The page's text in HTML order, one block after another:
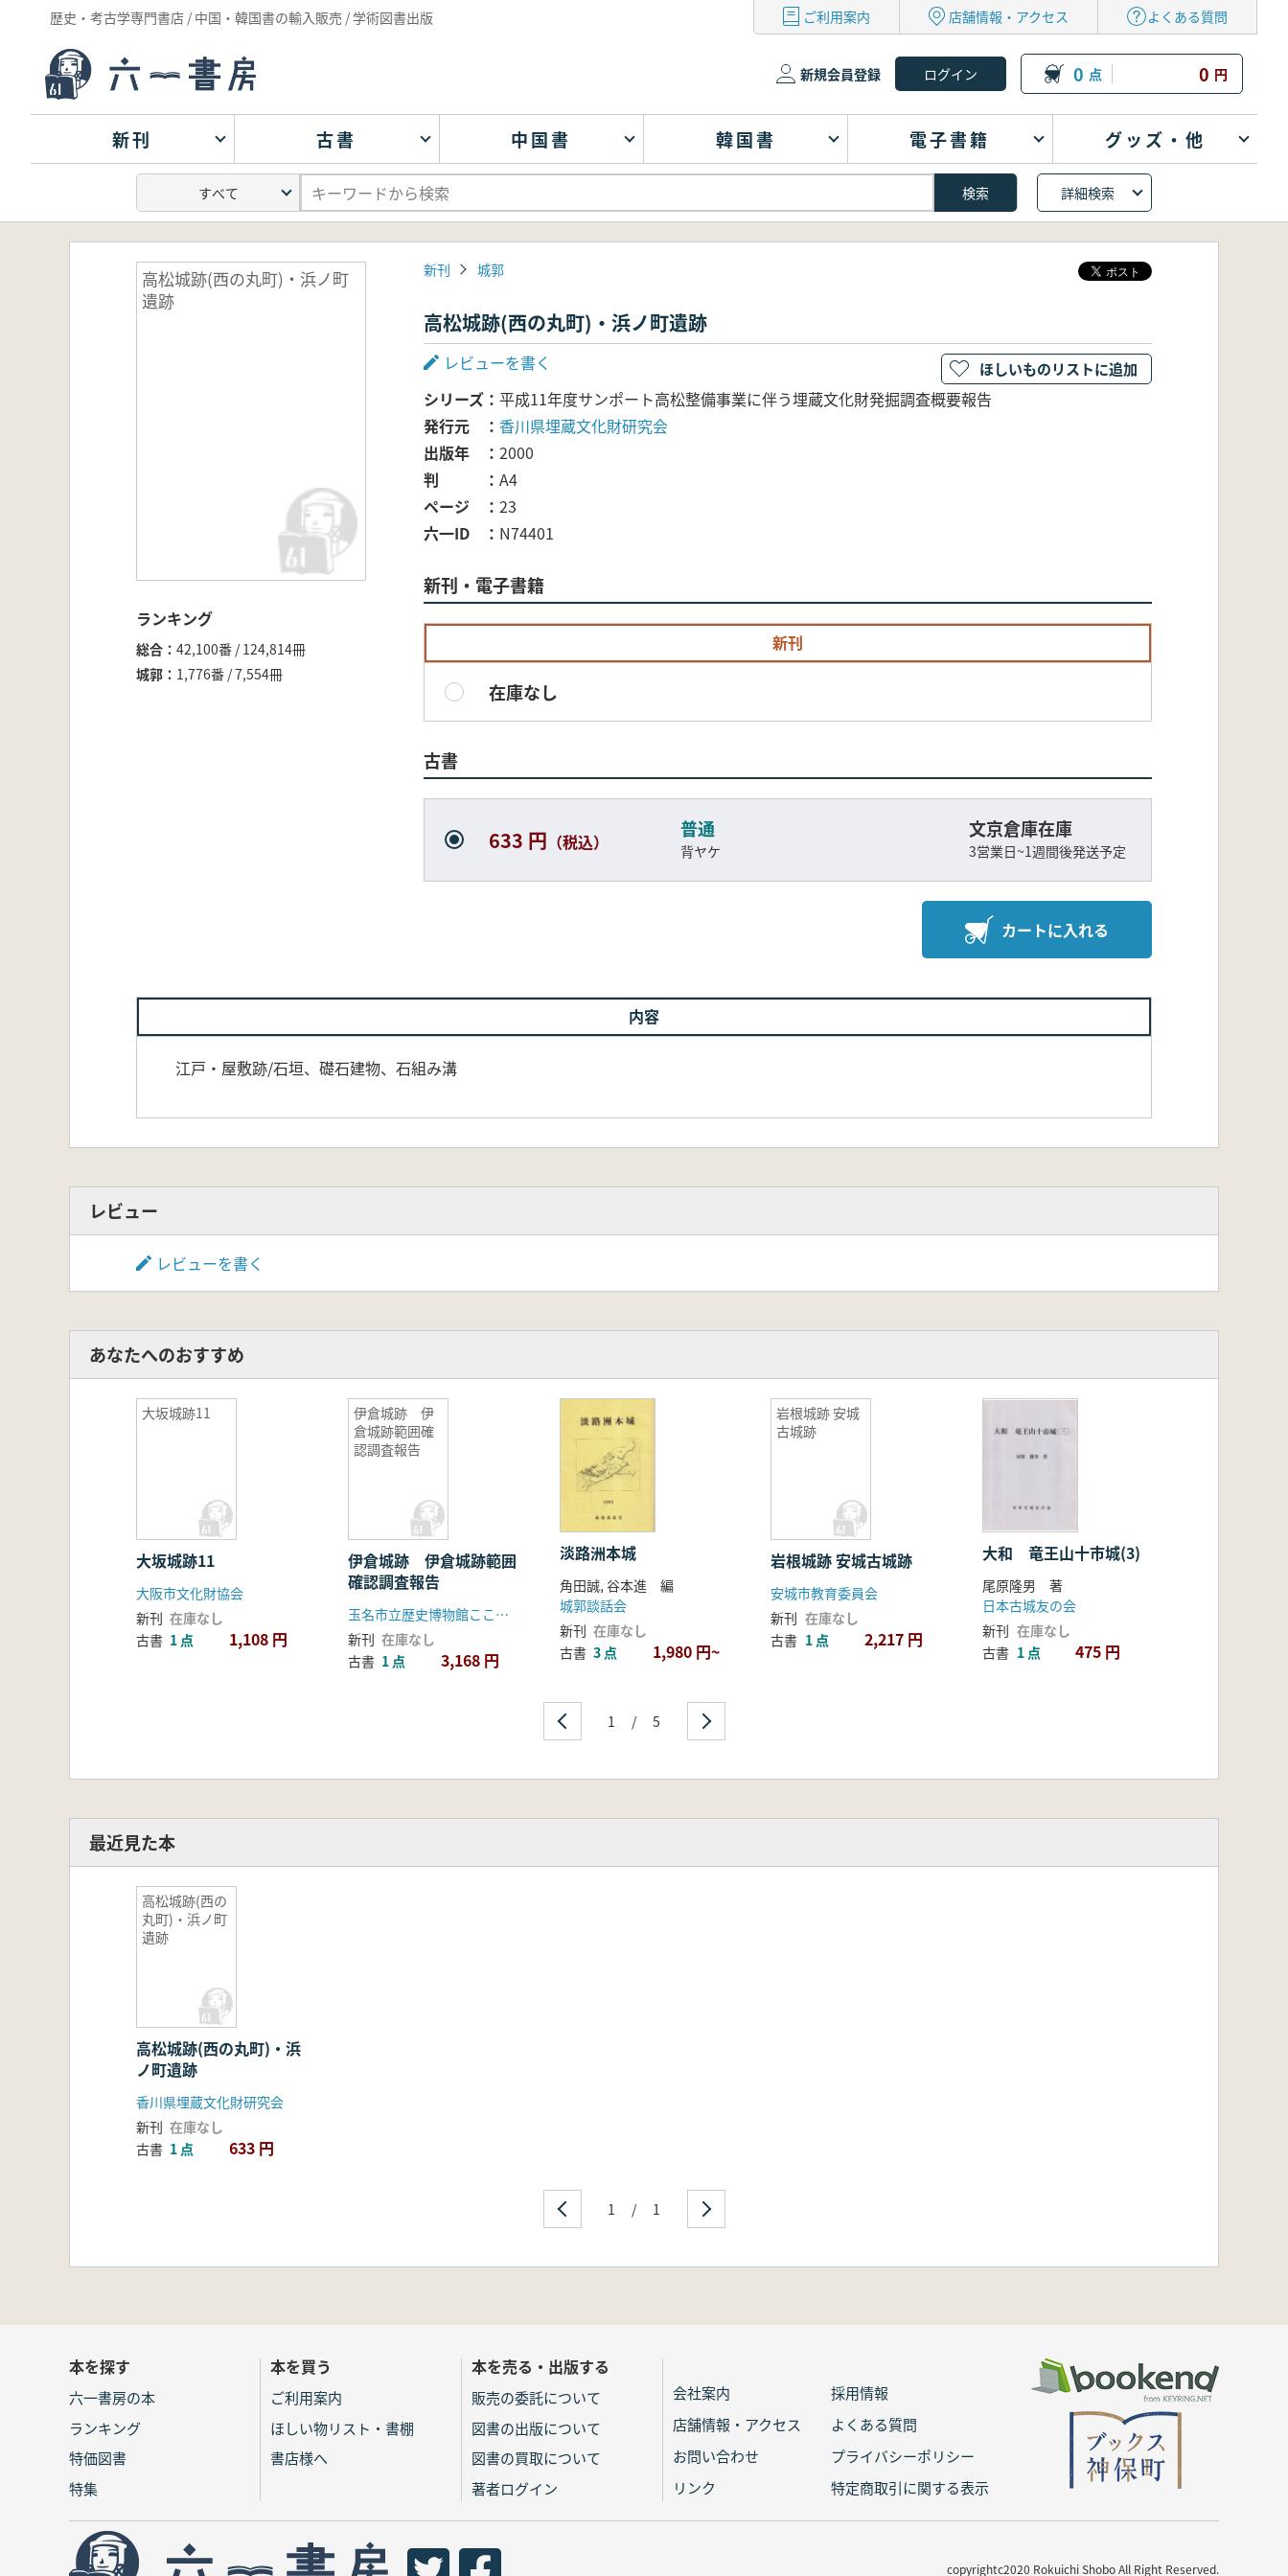
歴史・考古学専門書店 / 中国・韓国書の輸入販売 / 学術図書出版 ご利用案内 店舗情報・アクセス よくある質問
新規会員登録 0 点 0 円
新刊 古書 中国書 韓国書 電子書籍 グッズ・他
詳細検索
高松城跡(西の丸町)・浜ノ町
遺跡
ランキング
総合
42,100番 / 124,814冊
城郭
1,776番 / 7,554冊
新刊 城郭
高松城跡(西の丸町)・浜ノ町遺跡
レビューを書く
シリーズ
平成11年度サンポート高松整備事業に伴う埋蔵文化財発掘調査概要報告
発行元
香川県埋蔵文化財研究会
出版年
2000
判
A4
ページ
23
六一ID
N74401
新刊・電子書籍
新刊
在庫なし
古書
633 円 （税込）
普通
背ヤケ
文京倉庫在庫
3営業日~1週間後発送予定
カートに入れる
ほしいものリストに追加
内容
江戸・屋敷跡/石垣、礎石建物、石組み溝
レビュー
レビューを書く
あなたへのおすすめ
大坂城跡11
大坂城跡11
大阪市文化財協会
新刊 在庫なし
古書 1 点 1,108 円
伊倉城跡 伊
倉城跡範囲確
認調査報告
伊倉城跡 伊倉城跡範囲
確認調査報告
玉名市立歴史博物館こころピア
新刊 在庫なし
古書 1 点 3,168 円
淡路洲本城
角田誠, 谷本進 編
城郭談話会
新刊 在庫なし
古書 3 点 1,980 円~
岩根城跡 安城
古城跡
岩根城跡 安城古城跡
安城市教育委員会
新刊 在庫なし
古書 1 点 2,217 円
大和 竜王山十市城(3)
尾原隆男 著
日本古城友の会
新刊 在庫なし
古書 1 点 475 円
1 / 5
最近見た本
高松城跡(西の
丸町)・浜ノ町
遺跡
高松城跡(西の丸町)・浜
ノ町遺跡
香川県埋蔵文化財研究会
新刊 在庫なし
古書 1 点 633 円
1 / 1
本を探す
六一書房の本
ランキング
特価図書
特集
本を買う
ご利用案内
ほしい物リスト・書棚
書店様へ
本を売る・出版する
販売の委託について
図書の出版について
図書の買取について
著者ログイン
会社案内
採用情報
店舗情報・アクセス
よくある質問
お問い合わせ
プライバシーポリシー
リンク
特定商取引に関する表示
copyrightc2020 Rokuichi Shobo All Right Reserved.